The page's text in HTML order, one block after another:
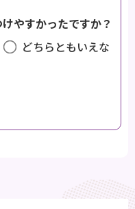
やすかったですか？
どちらともいえな